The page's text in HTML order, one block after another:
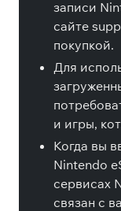
записи
сайте
покупкой.
Для
и игры,
Когда вы
Nintendo
сервисах
связан с